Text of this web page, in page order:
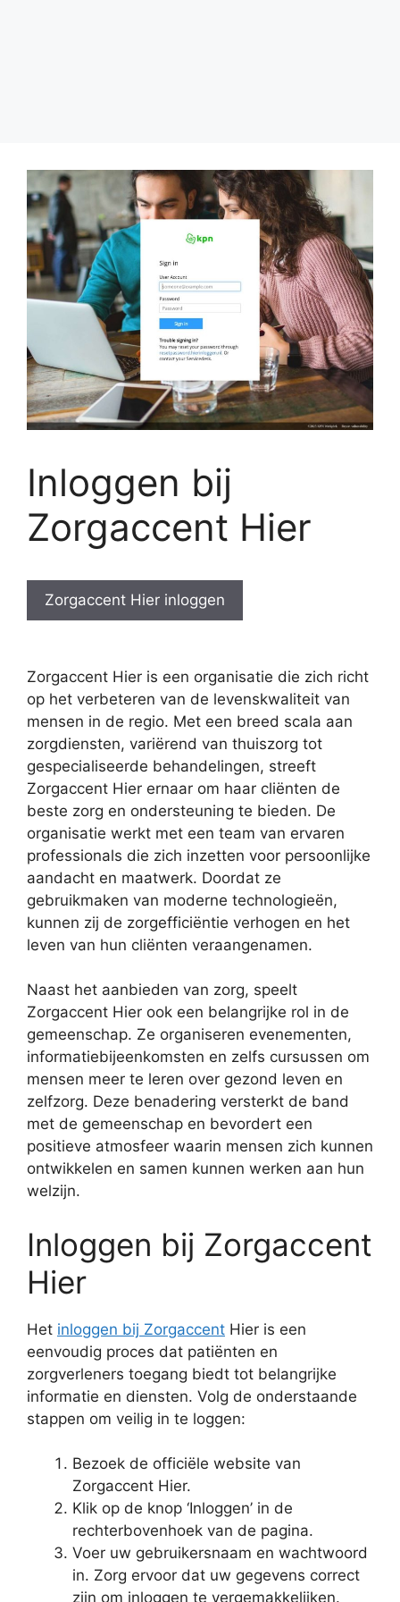
Inloggen bij
Zorgaccent Hier
Zorgaccent Hier inloggen
Zorgaccent Hier is een organisatie die zich richt
op het verbeteren van de levenskwaliteit van
mensen in de regio. Met een breed scala aan
zorgdiensten, variërend van thuiszorg tot
gespecialiseerde behandelingen, streeft
Zorgaccent Hier ernaar om haar cliënten de
beste zorg en ondersteuning te bieden. De
organisatie werkt met een team van ervaren
professionals die zich inzetten voor persoonlijke
aandacht en maatwerk. Doordat ze
gebruikmaken van moderne technologieën,
kunnen zij de zorgefficiëntie verhogen en het
leven van hun cliënten veraangenamen.
Naast het aanbieden van zorg, speelt
Zorgaccent Hier ook een belangrijke rol in de
gemeenschap. Ze organiseren evenementen,
informatiebijeenkomsten en zelfs cursussen om
mensen meer te leren over gezond leven en
zelfzorg. Deze benadering versterkt de band
met de gemeenschap en bevordert een
positieve atmosfeer waarin mensen zich kunnen
ontwikkelen en samen kunnen werken aan hun
welzijn.
Inloggen bij Zorgaccent
Hier
Het inloggen bij Zorgaccent Hier is een
eenvoudig proces dat patiënten en
zorgverleners toegang biedt tot belangrijke
informatie en diensten. Volg de onderstaande
stappen om veilig in te loggen:
Bezoek de officiële website van
Zorgaccent Hier.
Klik op de knop ‘Inloggen’ in de
rechterbovenhoek van de pagina.
Voer uw gebruikersnaam en wachtwoord
in. Zorg ervoor dat uw gegevens correct
zijn om inloggen te vergemakkelijken.